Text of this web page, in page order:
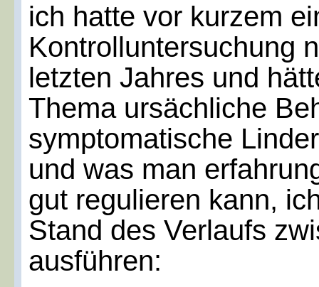
ich hatte vor kurzem
Kontrolluntersuchung
letzten Jahres und
Thema ursächliche
symptomatische
und was man
gut regulieren kann,
Stand des Verlaufs
ausführen: